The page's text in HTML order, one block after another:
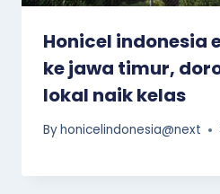
Honicel indonesia
ke jawa timur,
lokal naik kelas
Byhonicelindonesia@next